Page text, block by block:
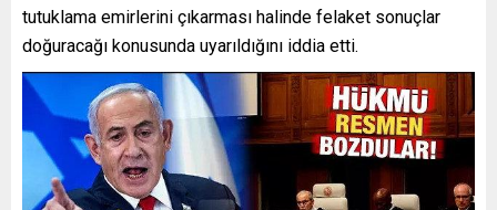
tutuklama emirlerini çıkarması halinde felaket sonuçlar
doğuracağı konusunda uyarıldığını iddia etti.